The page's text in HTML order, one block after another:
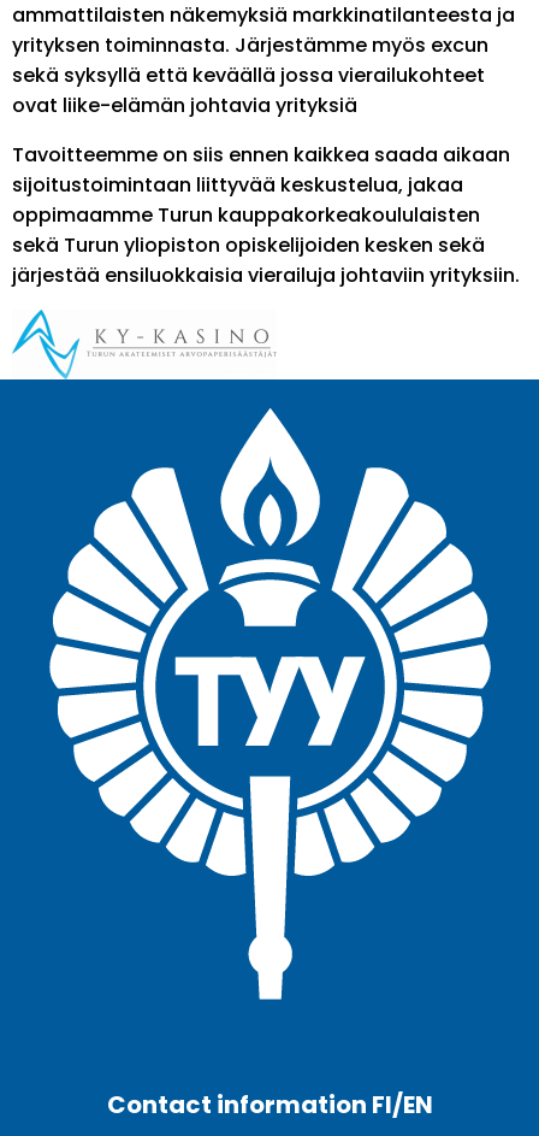
ammattilaisten näkemyksiä markkinatilanteesta ja
yrityksen toiminnasta. Järjestämme myös excun
sekä syksyllä että keväällä jossa vierailukohteet
ovat liike-elämän johtavia yrityksiä
Tavoitteemme on siis ennen kaikkea saada aikaan
sijoitustoimintaan liittyvää keskustelua, jakaa
oppimaamme Turun kauppakorkeakoululaisten
sekä Turun yliopiston opiskelijoiden kesken sekä
järjestää ensiluokkaisia vierailuja johtaviin yrityksiin.
Contact information FI/EN